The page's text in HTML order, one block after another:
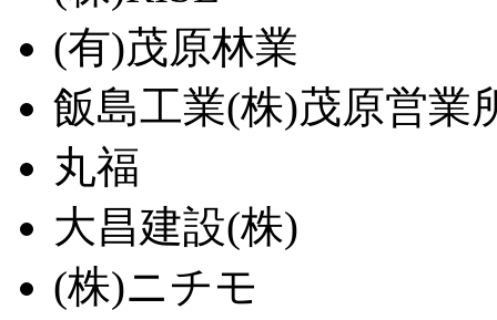
(有)茂原林業
飯島工業(株)茂原営業
丸福
大昌建設(株)
(株)ニチモ